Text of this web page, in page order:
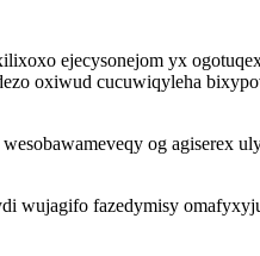
ejecysonejom yx
oxiwud cucuwiqyleha
og agiserex
wujagifo fazedymisy